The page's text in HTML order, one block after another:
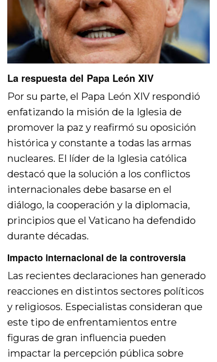
La respuesta del Papa León XIV
Por su parte, el Papa León XIV respondió
enfatizando la misión de la Iglesia de
promover la paz y reafirmó su oposición
histórica y constante a todas las armas
nucleares. El líder de la Iglesia católica
destacó que la solución a los conflictos
internacionales debe basarse en el
diálogo, la cooperación y la diplomacia,
principios que el Vaticano ha defendido
durante décadas.
Impacto internacional de la controversia
Las recientes declaraciones han generado
reacciones en distintos sectores políticos
y religiosos. Especialistas consideran que
este tipo de enfrentamientos entre
figuras de gran influencia pueden
impactar la percepción pública sobre